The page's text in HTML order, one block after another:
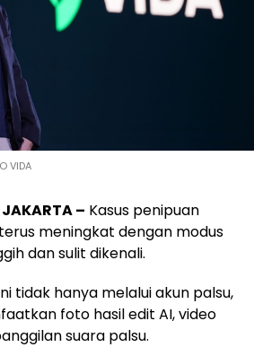
VIDA
– Kasus penipuan
meningkat dengan modus
dan sulit dikenali.
tidak hanya melalui akun palsu,
foto hasil edit AI, video
suara palsu.